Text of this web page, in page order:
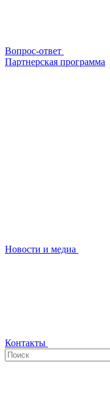
Вопрос-ответ
Партнерская программа
Новости и медиа
Контакты